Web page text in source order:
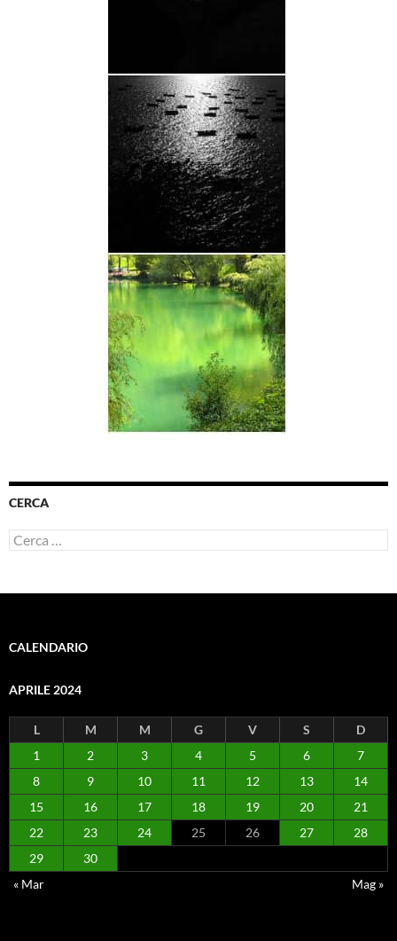
CERCA
Ricerca
per:
CALENDARIO
APRILE 2024
L M M G V S
D
1
2 3 4 5 6
7
8
9 10 11 12 13
14
15
16 17 18 19 20
21
22
23 24 25 26 27
28
29
30
« Mar
Mag »